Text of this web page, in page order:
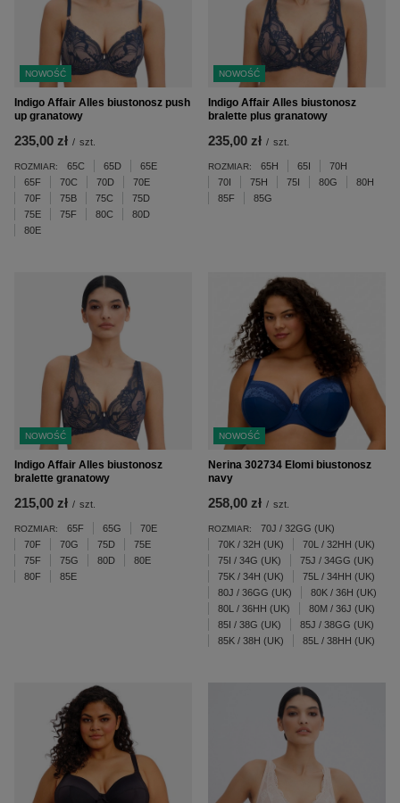
NOWOŚĆ
Indigo Affair Alles biustonosz push
up granatowy
235,00 zł / szt.
ROZMIAR: 65C 65D
65E
65F
70C 70D
70E
70F
75B 75C
75D
75E
75F 80C
80D
80E
NOWOŚĆ
Indigo Affair Alles biustonosz
bralette plus granatowy
235,00 zł / szt.
ROZMIAR: 65H 65I
70H
70I
75H 75I 80G
80H
85F
85G
NOWOŚĆ
Indigo Affair Alles biustonosz
bralette granatowy
215,00 zł / szt.
ROZMIAR: 65F 65G
70E
70F
70G 75D
75E
75F
75G 80D
80E
80F
85E
NOWOŚĆ
Nerina 302734 Elomi biustonosz
navy
258,00 zł / szt.
ROZMIAR:
70J / 32GG (UK)
70K / 32H (UK)
70L / 32HH (UK)
75I / 34G (UK)
75J / 34GG (UK)
75K / 34H (UK)
75L / 34HH (UK)
80J / 36GG (UK)
80K / 36H (UK)
80L / 36HH (UK)
80M / 36J (UK)
85I / 38G (UK)
85J / 38GG (UK)
85K / 38H (UK)
85L / 38HH (UK)